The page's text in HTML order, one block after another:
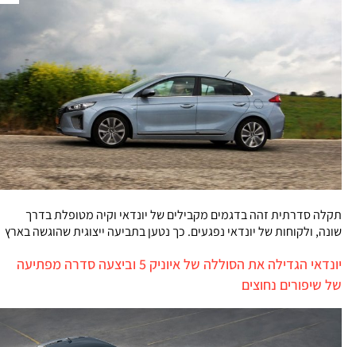
תקלה סדרתית זהה בדגמים מקבילים של יונדאי וקיה מטופלת בדרך
שונה, ולקוחות של יונדאי נפגעים. כך נטען בתביעה ייצוגית שהוגשה בארץ
יונדאי הגדילה את הסוללה של איוניק 5 וביצעה סדרה מפתיעה
של שיפורים נחוצים